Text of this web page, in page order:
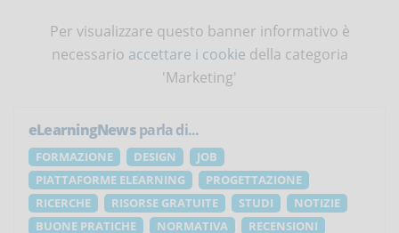
Per visualizzare questo banner informativo è
necessario accettare i cookie della categoria
'Marketing'
eLearningNewsparla di...
FORMAZIONE DESIGN
JOB
PIATTAFORME ELEARNING
PROGETTAZIONE
RICERCHE
RISORSE GRATUITE STUDI
NOTIZIE
BUONE PRATICHE
NORMATIVA
RECENSIONI